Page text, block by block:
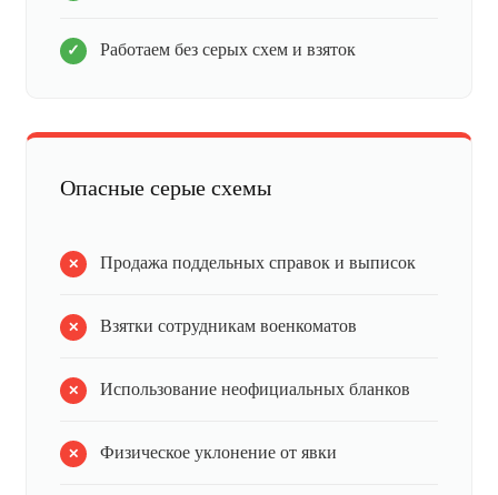
Работаем без серых схем и взяток
Опасные серые схемы
Продажа поддельных справок и выписок
Взятки сотрудникам военкоматов
Использование неофициальных бланков
Физическое уклонение от явки